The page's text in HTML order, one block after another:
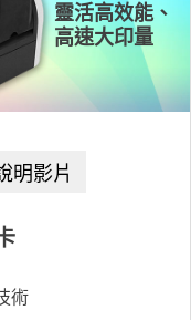
靈活高效能、
高速大印量
術